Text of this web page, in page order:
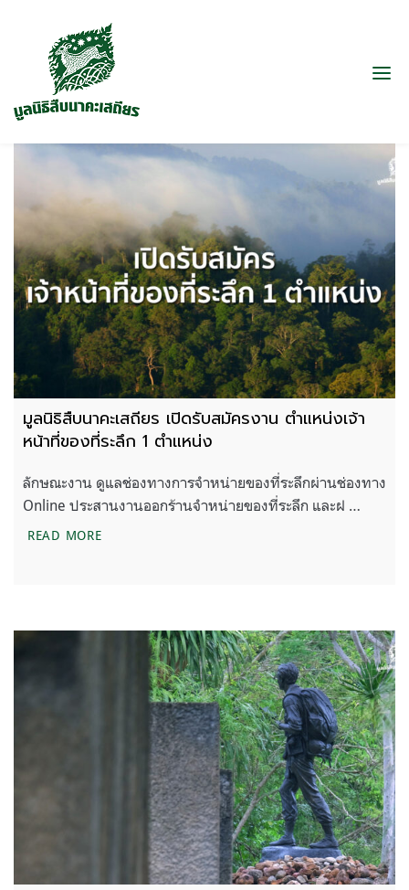
มูลนิธิสืบนาคะเสถียร เปิดรับสมัครงาน ตำแหน่งเจ้า
หน้าที่ของที่ระลึก 1 ตำแหน่ง
ลักษณะงาน ดูแลช่องทางการจำหน่ายของที่ระลึกผ่านช่องทาง
Online ประสานงานออกร้านจำหน่ายของที่ระลึก และฝ …
READ MOREมูลนิธิสืบนาคะเสถียร เปิดรับสมัครงาน ตำแหน่งเจ้าห